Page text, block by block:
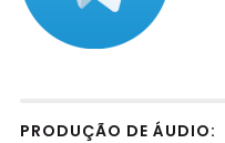
PRODUÇÃO DE ÁUDIO: